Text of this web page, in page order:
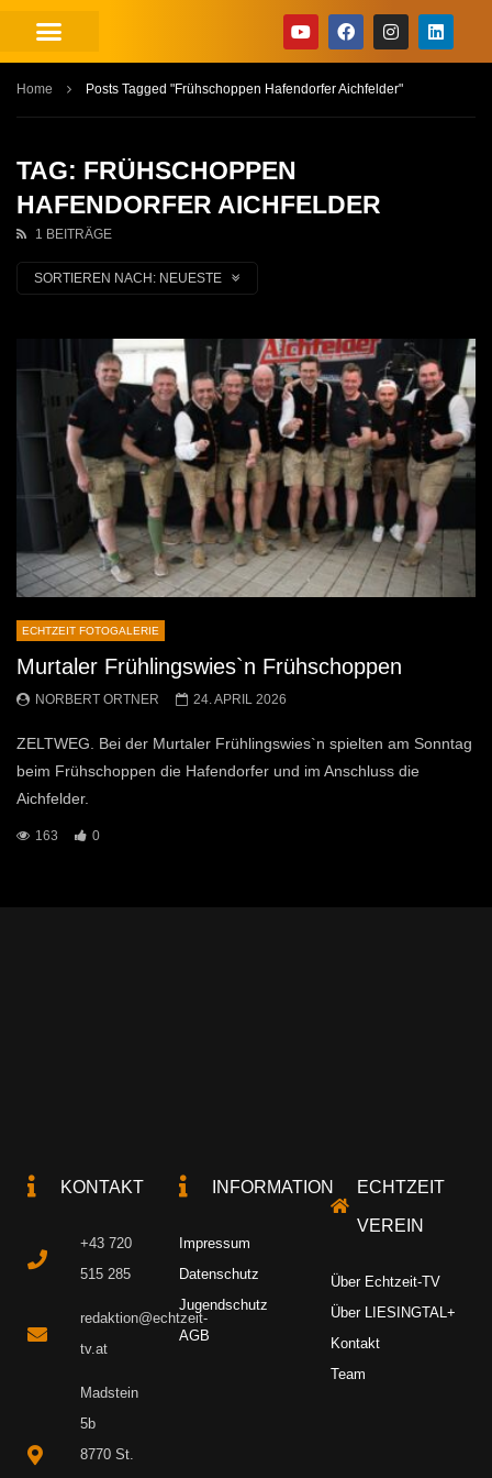
Home Posts Tagged "Frühschoppen Hafendorfer Aichfelder"
TAG: FRÜHSCHOPPEN
HAFENDORFER AICHFELDER
1 BEITRÄGE
SORTIEREN NACH: NEUESTE
ECHTZEIT FOTOGALERIE
Murtaler Frühlingswies`n Frühschoppen
NORBERT ORTNER 24. APRIL 2026
ZELTWEG. Bei der Murtaler Frühlingswies`n spielten am Sonntag
beim Frühschoppen die Hafendorfer und im Anschluss die
Aichfelder.
163 0
KONTAKT
+43 720
515 285
redaktion@echtzeit-
tv.at
Madstein
5b
8770 St.
INFORMATION
Impressum
Datenschutz
Jugendschutz
AGB
ECHTZEIT
VEREIN
Über Echtzeit-TV
Über LIESINGTAL+
Kontakt
Team